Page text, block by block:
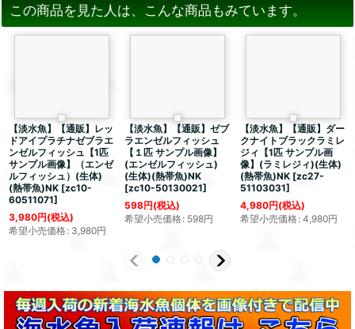
この商品を見た人は、こんな商品もみています。
【淡水魚】【通販】レッ
ドアイプラチナゼブラエ
ンゼルフィッシュ【1匹
サンプル画像】（エンゼ
ルフィッシュ）(生体)
(熱帯魚)NK [zc10-
60511071]
3,980円(税込)
希望小売価格: 3,980円
【淡水魚】【通販】ゼブ
ラエンゼルフィッシュ
【１匹 サンプル画像】
(エンゼルフィッシュ)
(生体)(熱帯魚)NK
[zc10-50130021]
598円(税込)
希望小売価格: 598円
【淡水魚】【通販】ダー
クナイトブラックラミレ
ジィ【1匹 サンプル画
像】(ラミレジィ)(生体)
(熱帯魚)NK [zc27-
51103031]
4,980円(税込)
希望小売価格: 4,980円